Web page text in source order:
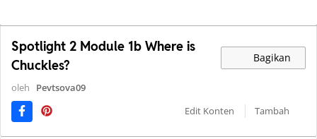
Spotlight 2 Module 1b Where is
Chuckles?
Bagikan
oleh
Pevtsova09
Edit Konten
Tambah